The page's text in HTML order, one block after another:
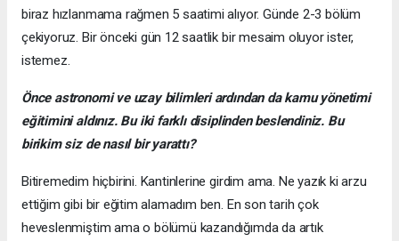
biraz hızlanmama rağmen 5 saatimi alıyor. Günde 2-3 bölüm
çekiyoruz. Bir önceki gün 12 saatlik bir mesaim oluyor ister,
istemez.
Önce astronomi ve uzay bilimleri ardından da kamu yönetimi
eğitimini aldınız. Bu iki farklı disiplinden beslendiniz. Bu
birikim siz de nasıl bir yarattı?
Bitiremedim hiçbirini. Kantinlerine girdim ama. Ne yazık ki arzu
ettiğim gibi bir eğitim alamadım ben. En son tarih çok
heveslenmiştim ama o bölümü kazandığımda da artık